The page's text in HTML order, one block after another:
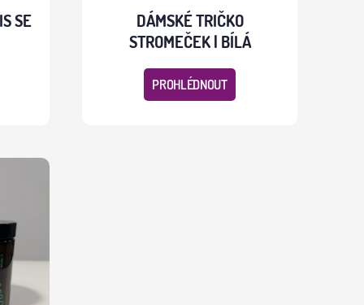
SE
DÁMSKÉ TRIČKO
STROMEČEK | BÍLÁ
PROHLÉDNOUT